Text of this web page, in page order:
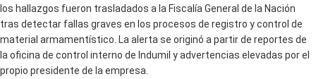
los hallazgos fueron trasladados a la Fiscalía General de la Nación
tras detectar fallas graves en los procesos de registro y control de
material armamentístico. La alerta se originó a partir de reportes de
la oficina de control interno de Indumil y advertencias elevadas por el
propio presidente de la empresa.